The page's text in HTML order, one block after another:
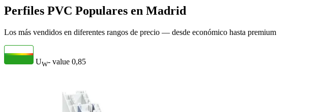
Perfiles PVC Populares en Madrid
Los más vendidos en diferentes rangos de precio — desde económico hasta premium
UW- value 0,85